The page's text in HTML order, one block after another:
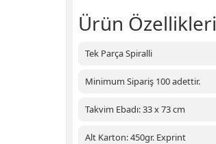
Ürün Özellikleri
Tek Parça Spiralli
Minimum Sipariş 100 adettir.
Takvim Ebadı: 33 x 73 cm
Alt Karton: 450gr. Exprint